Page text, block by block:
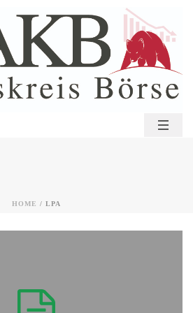
HOME / LPA
am Main.